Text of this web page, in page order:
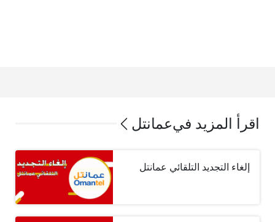
اقرأ المزيد فيعمانتل
إلغاء التجديد التلقائي عمانتل